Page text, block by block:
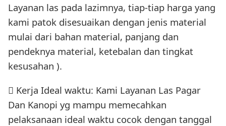
Layanan las pada lazimnya, tiap-tiap harga yang
kami patok disesuaikan dengan jenis material
mulai dari bahan material, panjang dan
pendeknya material, ketebalan dan tingkat
kesusahan ).
 Kerja Ideal waktu: Kami Layanan Las Pagar
Dan Kanopi yg mampu memecahkan
pelaksanaan ideal waktu cocok dengan tanggal